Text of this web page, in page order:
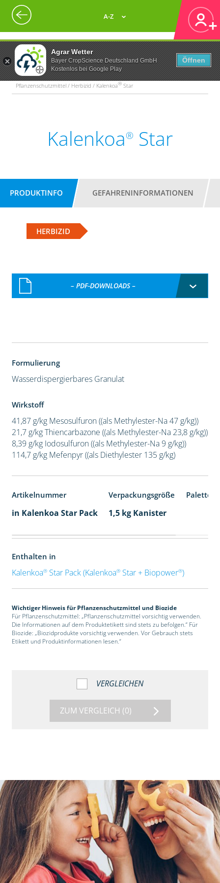
Agrar Wetter
Bayer CropScience Deutschland GmbH
Kostenlos bei Google Play
Öffnen
A-Z
Pflanzenschutzmittel / Herbizid / Kalenkoa® Star
Kalenkoa® Star
PRODUKTINFO GEFAHRENINFORMATIONEN
HERBIZID
– PDF-DOWNLOADS –
Formulierung
Wasserdispergierbares Granulat
Wirkstoff
41,87 g/kg Mesosulfuron ((als Methylester-Na 47 g/kg))
21,7 g/kg Thiencarbazone ((als Methylester-Na 23,8 g/kg))
8,39 g/kg Iodosulfuron ((als Methylester-Na 9 g/kg))
114,7 g/kg Mefenpyr ((als Diethylester 135 g/kg)
Artikelnummer Verpackungsgröße
in Kalenkoa Star Pack 1,5 kg Kanister
Enthalten in
Kalenkoa®Star Pack (Kalenkoa®Star + Biopower®)
Wichtiger Hinweis für Pflanzenschutzmittel und Biozide
Für Pflanzenschutzmittel: „Pflanzenschutzmittel vorsichtig verwenden.
Die Informationen auf dem Produktetikett sind stets zu befolgen.“ Für
Biozide: „Biozidprodukte vorsichtig verwenden. Vor Gebrauch stets
Etikett und Produktinformationen lesen.“
VERGLEICHEN
ZUM VERGLEICH (0)